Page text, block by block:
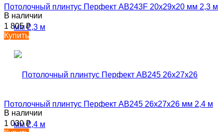
Потолочный плинтус Перфект AB243F 20х29х20 мм 2,3 м
В наличии
1 805₽
Купить
Потолочный плинтус Перфект AB245 26х27х26 мм 2,4 м
В наличии
1 030₽